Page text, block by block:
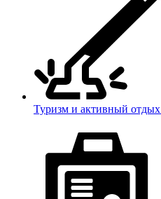
Туризм и активный отдых